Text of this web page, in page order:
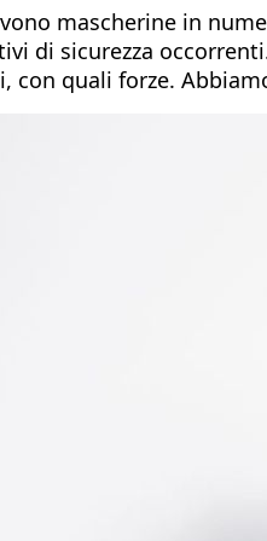
mascherine in
di sicurezza
con quali forze.